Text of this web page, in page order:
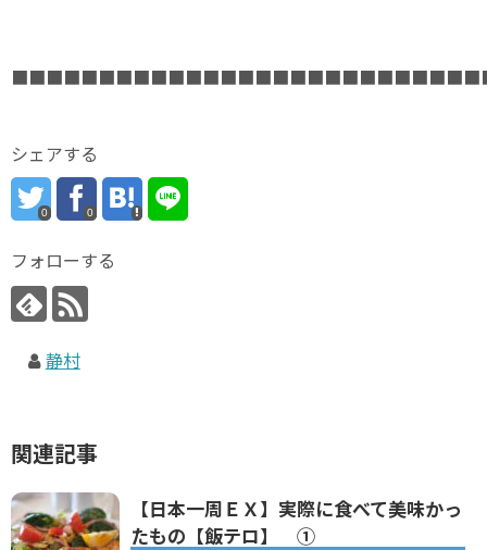
シェアする
0 0
フォローする
静村
関連記事
【日本一周ＥＸ】実際に食べて美味かっ
たもの【飯テロ】 ①